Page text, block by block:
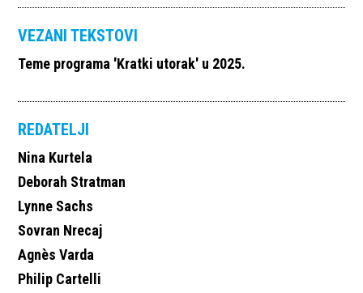
VEZANI TEKSTOVI
Teme programa 'Kratki utorak' u 2025.
REDATELJI
Nina Kurtela
Deborah Stratman
Lynne Sachs
Sovran Nrecaj
Agnès Varda
Philip Cartelli